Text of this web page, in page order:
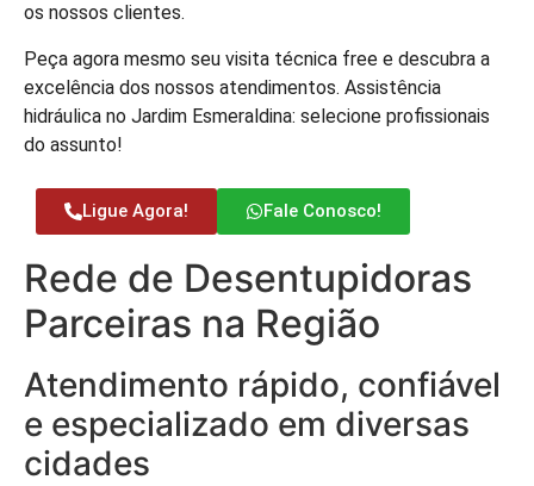
os nossos clientes.
Peça agora mesmo seu visita técnica free e descubra a
excelência dos nossos atendimentos. Assistência
hidráulica no Jardim Esmeraldina: selecione profissionais
do assunto!
Ligue Agora! Fale Conosco!
Rede de Desentupidoras
Parceiras na Região
Atendimento rápido, confiável
e especializado em diversas
cidades